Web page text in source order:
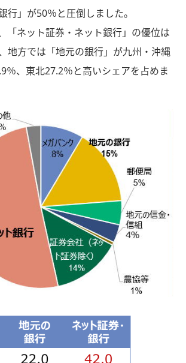
行」が50％と圧倒しました。
「ネット証券・ネット銀行」の優位は
地方では「地元の銀行」が九州・沖縄
％、東北27.2％と高いシェアを占めま